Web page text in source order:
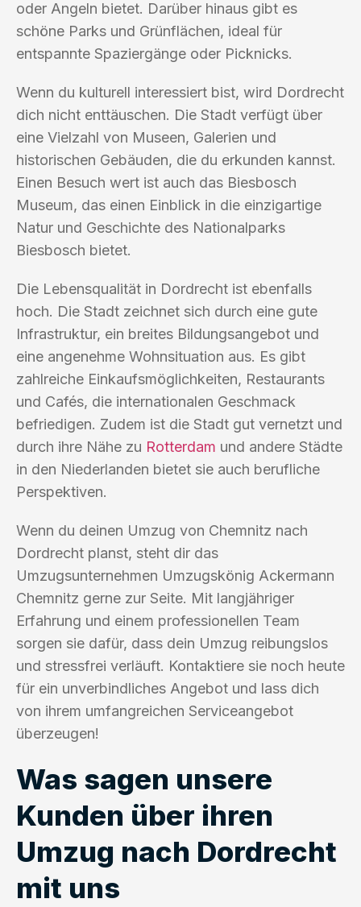
oder Angeln bietet. Darüber hinaus gibt es
schöne Parks und Grünflächen, ideal für
entspannte Spaziergänge oder Picknicks.
Wenn du kulturell interessiert bist, wird Dordrecht
dich nicht enttäuschen. Die Stadt verfügt über
eine Vielzahl von Museen, Galerien und
historischen Gebäuden, die du erkunden kannst.
Einen Besuch wert ist auch das Biesbosch
Museum, das einen Einblick in die einzigartige
Natur und Geschichte des Nationalparks
Biesbosch bietet.
Die Lebensqualität in Dordrecht ist ebenfalls
hoch. Die Stadt zeichnet sich durch eine gute
Infrastruktur, ein breites Bildungsangebot und
eine angenehme Wohnsituation aus. Es gibt
zahlreiche Einkaufsmöglichkeiten, Restaurants
und Cafés, die internationalen Geschmack
befriedigen. Zudem ist die Stadt gut vernetzt und
durch ihre Nähe zu Rotterdam und andere Städte
in den Niederlanden bietet sie auch berufliche
Perspektiven.
Wenn du deinen Umzug von Chemnitz nach
Dordrecht planst, steht dir das
Umzugsunternehmen Umzugskönig Ackermann
Chemnitz gerne zur Seite. Mit langjähriger
Erfahrung und einem professionellen Team
sorgen sie dafür, dass dein Umzug reibungslos
und stressfrei verläuft. Kontaktiere sie noch heute
für ein unverbindliches Angebot und lass dich
von ihrem umfangreichen Serviceangebot
überzeugen!
Was sagen unsere
Kunden über ihren
Umzug nach Dordrecht
mit uns